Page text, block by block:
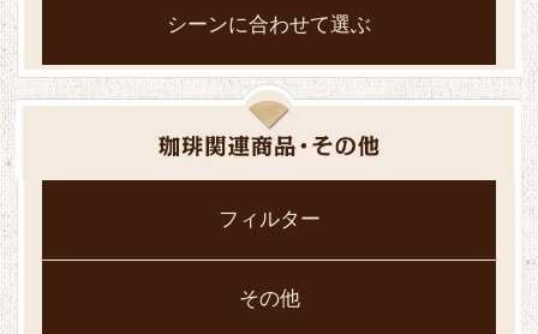
シーンに合わせて選ぶ
フィルター
その他